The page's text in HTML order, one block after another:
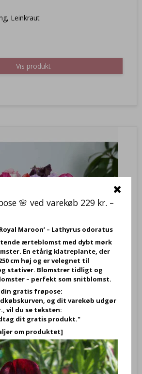
Leinkraut
Vis produkt
Mix’ – Lathyrus odoratus – Frø (20 stk.)
miks - Ærteblomst
🌸 ved varekøb 229 kr. –
Maroon’ – Lathyrus odoratus
ærteblomst med dybt mørk
En etårig klatreplante, der
cm høj og er velegnet til
stativer. Blomstrer tidligt og
– perfekt som snitblomst.
din gratis frøpose:
og dit varekøb udgør
vil du se teksten:
dit gratis produkt."
om produktet]